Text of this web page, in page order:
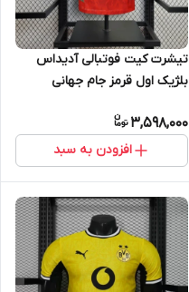
تیشرت کیت فوتبالی آدیداس
بلژیک اول قرمز جام جهانی
BELGIUM 2XL
3,598,000
افزودن به سبد